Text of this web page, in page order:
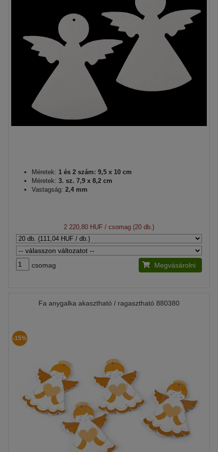
Méretek: 1 és 2 szám: 9,5 x 10 cm
Méretek: 3. sz. 7,9 x 8,2 cm
Vastagság: 2,4 mm
2 220,80 HUF / csomag (20 db.)
csomag Megvásárolni
Fa anygalka akasztható / ragasztható 880380
-15%